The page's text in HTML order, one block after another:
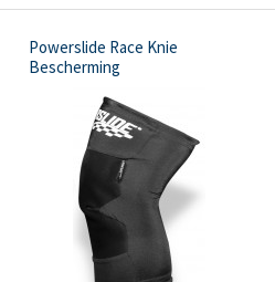
Powerslide Race Knie
Bescherming